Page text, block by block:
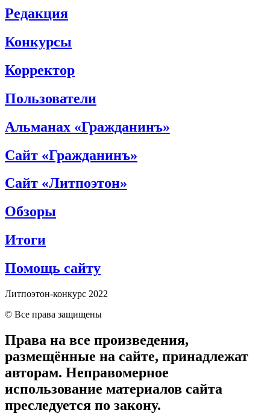
Редакция
Конкурсы
Корректор
Пользователи
Альманах «Гражданинъ»
Сайт «Гражданинъ»
Сайт «Литпоэтон»
Обзоры
Итоги
Помощь сайту
Литпоэтон-конкурс 2022
© Все права защищены
Права на все произведения,
размещённые на сайте, принадлежат
авторам. Неправомерное
использование материалов сайта
преследуется по закону.